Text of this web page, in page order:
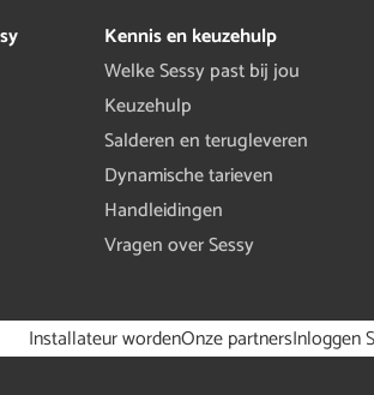
Kennis en keuzehulp
Welke Sessy past bij jou
Keuzehulp
Salderen en terugleveren
Dynamische tarieven
Handleidingen
Vragen over Sessy
Installateur wordenOnze partnersInloggen